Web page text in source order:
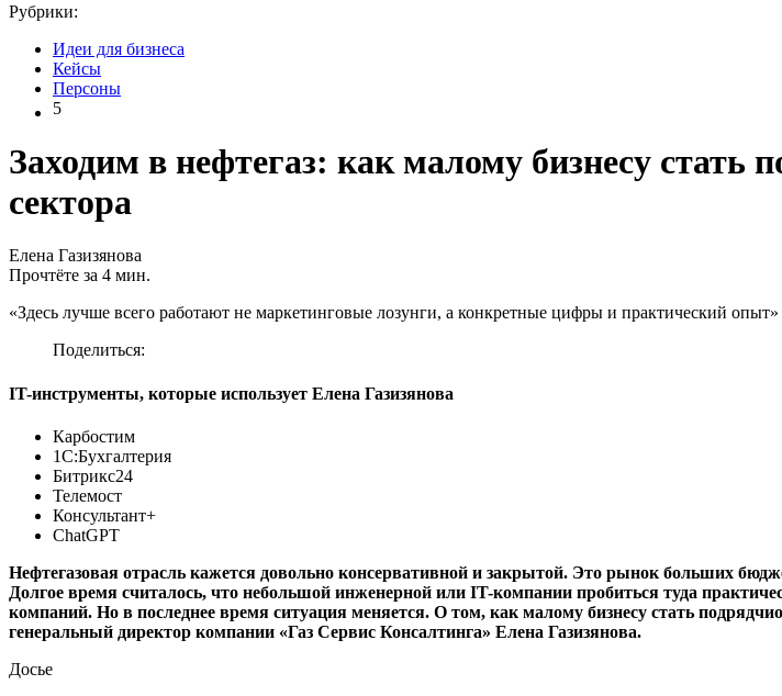
Рубрики:
Идеи для бизнеса
Кейсы
Персоны
5
Заходим в нефтегаз: как малому бизнесу
сектора
Елена Газизянова
Прочтёте за 4 мин.
«Здесь лучше всего работают не маркетинговые лозунги, а конкретные цифры и практический опыт»
Поделиться:
IT-инструменты, которые использует Елена Газизянова
Карбостим
1С:Бухгалтерия
Битрикс24
Телемост
Консультант+
ChatGPT
Нефтегазовая отрасль кажется довольно консервативной и закрытой. Это рынок больших
Долгое время считалось, что небольшой инженерной или IT-компании пробиться туда
компаний. Но в последнее время ситуация меняется. О том, как малому бизнесу стать
генеральный директор компании «Газ Сервис Консалтинга» Елена Газизянова.
Досье